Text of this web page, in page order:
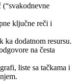
ključne reči i
dodatnom resursu.
na česta
liste sa tačkama i